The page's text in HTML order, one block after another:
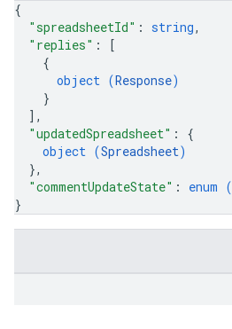
{
"spreadsheetId" : string,
"replies" :
[
{
object (Response)
}
] ,
"updatedSpreadsheet" : {
object (Spreadsheet)
},
"commentUpdateState" : enum (
}